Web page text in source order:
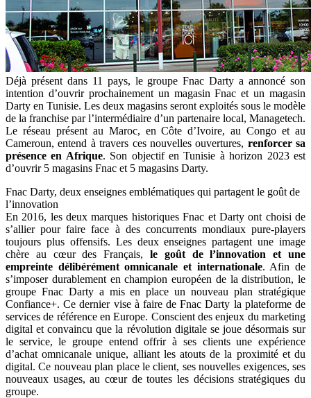
Déjà présent dans 11 pays, le groupe Fnac Darty a annoncé son
intention d’ouvrir prochainement un magasin Fnac et un magasin
Darty en Tunisie. Les deux magasins seront exploités sous le modèle
de la franchise par l’intermédiaire d’un partenaire local, Managetech.
Le réseau présent au Maroc, en Côte d’Ivoire, au Congo et au
Cameroun, entend à travers ces nouvelles ouvertures, renforcer sa
présence en Afrique. Son objectif en Tunisie à horizon 2023 est
d’ouvrir 5 magasins Fnac et 5 magasins Darty.
Fnac Darty, deux enseignes emblématiques qui partagent le goût de
l’innovation
En 2016, les deux marques historiques Fnac et Darty ont choisi de
s’allier pour faire face à des concurrents mondiaux pure-players
toujours plus offensifs. Les deux enseignes partagent une image
chère au cœur des Français, le goût de l’innovation et une
empreinte délibérément omnicanale et internationale. Afin de
s’imposer durablement en champion européen de la distribution, le
groupe Fnac Darty a mis en place un nouveau plan stratégique
Confiance+. Ce dernier vise à faire de Fnac Darty la plateforme de
services de référence en Europe. Conscient des enjeux du marketing
digital et convaincu que la révolution digitale se joue désormais sur
le service, le groupe entend offrir à ses clients une expérience
d’achat omnicanale unique, alliant les atouts de la proximité et du
digital. Ce nouveau plan place le client, ses nouvelles exigences, ses
nouveaux usages, au cœur de toutes les décisions stratégiques du
groupe.